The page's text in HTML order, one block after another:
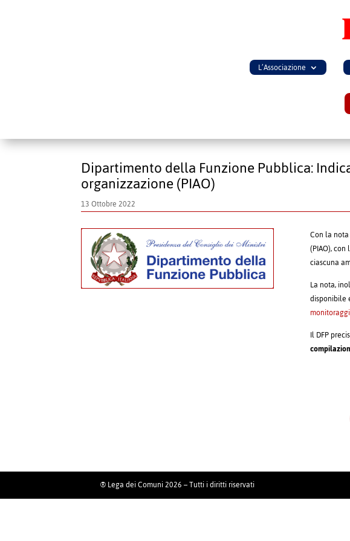
L’Associazione
Dipartimento della Funzione Pubblica:
organizzazione (PIAO)
13 Ottobre 2022
Con la
(PIAO),
ciascuna
La nota,
disponibile
Il DFP
® Lega dei Comuni 2026 – Tutti i diritti riservati